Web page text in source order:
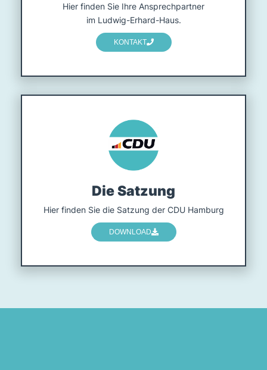
Hier finden Sie Ihre Ansprech­partner
im Ludwig-Erhard-Haus.
KONTAKT
Die Satzung
Hier finden Sie die Satzung der CDU Hamburg
DOWNLOAD